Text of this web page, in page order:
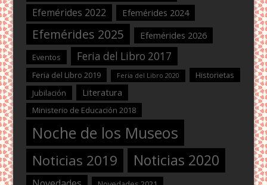
Efemérides 2022 Efemérides 2024
Efemérides 2025 Efemérides 2026
Eventos Feria del Libro 2017
Feria del Libro 2019 Feria del Libro 2020
Historietas
Jubilación
Literatura
Ministerio de Educación 2018
Noche de los Museos
Noticias 2019 Noticias 2020